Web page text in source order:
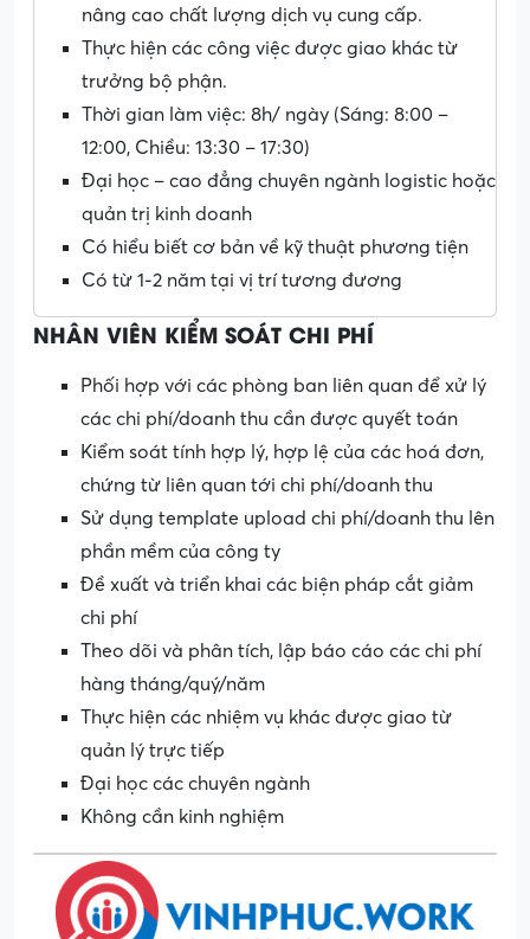
nâng cao chất lượng dịch vụ cung cấp.
Thực hiện các công việc được giao khác từ
trưởng bộ phận.
Thời gian làm việc: 8h/ ngày (Sáng: 8:00 –
12:00, Chiều: 13:30 – 17:30)
Đại học – cao đẳng chuyên ngành logistic hoặc
quản trị kinh doanh
Có hiểu biết cơ bản về kỹ thuật phương tiện
Có từ 1-2 năm tại vị trí tương đương
NHÂN VIÊN KIỂM SOÁT CHI PHÍ
Phối hợp với các phòng ban liên quan để xử lý
các chi phí/doanh thu cần được quyết toán
Kiểm soát tính hợp lý, hợp lệ của các hoá đơn,
chứng từ liên quan tới chi phí/doanh thu
Sử dụng template upload chi phí/doanh thu lên
phần mềm của công ty
Đề xuất và triển khai các biện pháp cắt giảm
chi phí
Theo dõi và phân tích, lập báo cáo các chi phí
hàng tháng/quý/năm
Thực hiện các nhiệm vụ khác được giao từ
quản lý trực tiếp
Đại học các chuyên ngành
Không cần kinh nghiệm